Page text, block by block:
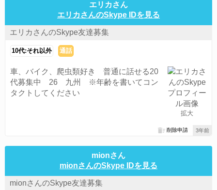
エリカさん
エリカさんのSkype IDを見る
エリカさんのSkype友達募集
10代:それ以外 通話
拡大
車、バイク、爬虫類好き 普通に話せる20
代募集中 26 九州 ※年齢を書いてコン
タクトしてください
3年前
削除申請
mionさん
mionさんのSkype IDを見る
mionさんのSkype友達募集